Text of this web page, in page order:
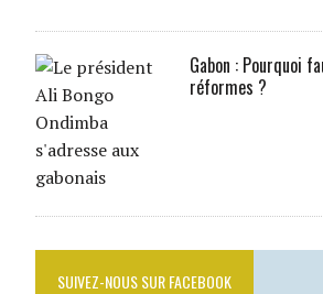
Gabon : Pourquoi
réformes ?
SUIVEZ-NOUS SUR FACEBOOK